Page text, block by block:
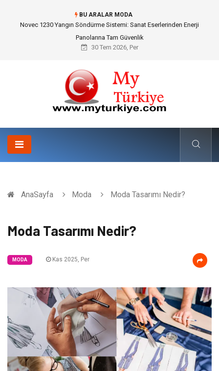
BU ARALAR MODA
Skoda Yedek Parça Seçiminde Teknik Uyumluluk ve Sürüş Konforu
30 Tem 2026, Per
AnaSayfa Moda Moda Tasarımı Nedir?
Moda Tasarımı Nedir?
MODA Kas 2025, Per